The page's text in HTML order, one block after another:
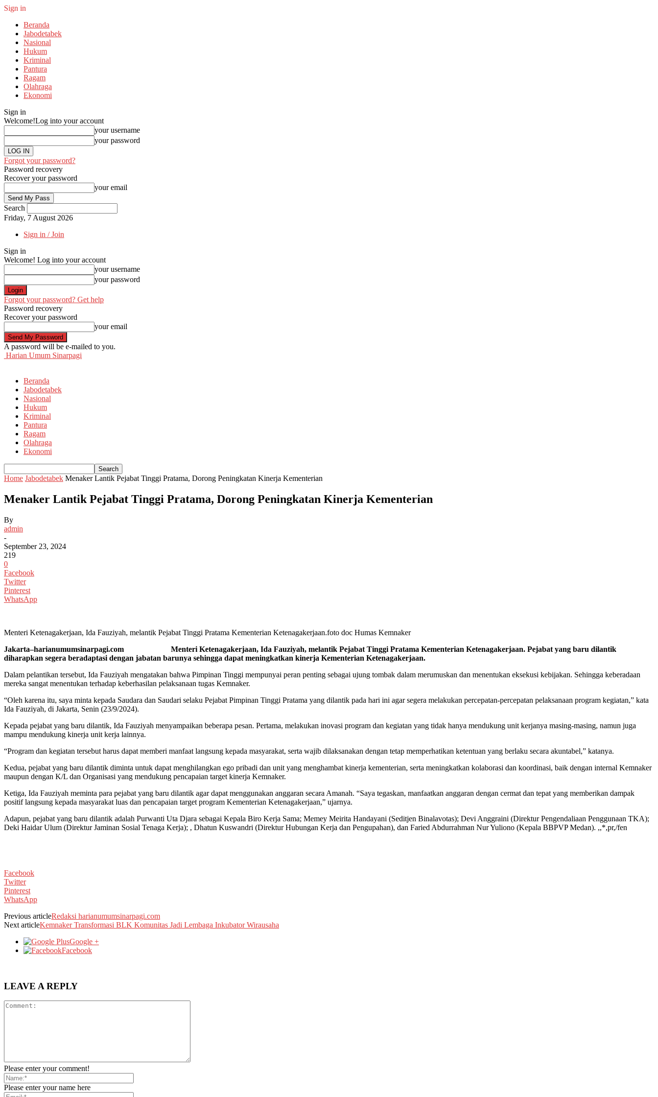
Sign in
Beranda
Jabodetabek
Nasional
Hukum
Kriminal
Pantura
Ragam
Olahraga
Ekonomi
Sign in
Welcome!Log into your account
your username
your password
Forgot your password?
Password recovery
Recover your password
your email
Search
Friday, 7 August 2026
Sign in / Join
Sign in
Welcome! Log into your account
your username
your password
Forgot your password? Get help
Password recovery
Recover your password
your email
A password will be e-mailed to you.
Harian Umum Sinarpagi
Beranda
Jabodetabek
Nasional
Hukum
Kriminal
Pantura
Ragam
Olahraga
Ekonomi
Home Jabodetabek Menaker Lantik Pejabat Tinggi Pratama, Dorong Peningkatan Kinerja Kementerian
Menaker Lantik Pejabat Tinggi Pratama, Dorong Peningkatan Kinerja Kementerian
By
admin
-
September 23, 2024
219
0
Facebook
Twitter
Pinterest
WhatsApp
Menteri Ketenagakerjaan, Ida Fauziyah, melantik Pejabat Tinggi Pratama Kementerian Ketenagakerjaan.foto doc Humas Kemnaker
Jakarta–harianumumsinarpagi.com Menteri Ketenagakerjaan, Ida Fauziyah, melantik Pejabat Tinggi Pratama Kementerian Ketenagakerjaan. Pejabat yang baru dilantik
diharapkan segera beradaptasi dengan jabatan barunya sehingga dapat meningkatkan kinerja Kementerian Ketenagakerjaan.
Dalam pelantikan tersebut, Ida Fauziyah mengatakan bahwa Pimpinan Tinggi mempunyai peran penting sebagai ujung tombak dalam merumuskan dan menentukan eksekusi kebijakan. Sehingga keberadaan
mereka sangat menentukan terhadap keberhasilan pelaksanaan tugas Kemnaker.
“Oleh karena itu, saya minta kepada Saudara dan Saudari selaku Pejabat Pimpinan Tinggi Pratama yang dilantik pada hari ini agar segera melakukan percepatan-percepatan pelaksanaan program kegiatan,” kata
Ida Fauziyah, di Jakarta, Senin (23/9/2024).
Kepada pejabat yang baru dilantik, Ida Fauziyah menyampaikan beberapa pesan. Pertama, melakukan inovasi program dan kegiatan yang tidak hanya mendukung unit kerjanya masing-masing, namun juga
mampu mendukung kinerja unit kerja lainnya.
“Program dan kegiatan tersebut harus dapat memberi manfaat langsung kepada masyarakat, serta wajib dilaksanakan dengan tetap memperhatikan ketentuan yang berlaku secara akuntabel,” katanya.
Kedua, pejabat yang baru dilantik diminta untuk dapat menghilangkan ego pribadi dan unit yang menghambat kinerja kementerian, serta meningkatkan kolaborasi dan koordinasi, baik dengan internal Kemnaker
maupun dengan K/L dan Organisasi yang mendukung pencapaian target kinerja Kemnaker.
Ketiga, Ida Fauziyah meminta para pejabat yang baru dilantik agar dapat menggunakan anggaran secara Amanah. “Saya tegaskan, manfaatkan anggaran dengan cermat dan tepat yang memberikan dampak
positif langsung kepada masyarakat luas dan pencapaian target program Kementerian Ketenagakerjaan,” ujarnya.
Adapun, pejabat yang baru dilantik adalah Purwanti Uta Djara sebagai Kepala Biro Kerja Sama; Memey Meirita Handayani (Seditjen Binalavotas); Devi Anggraini (Direktur Pengendaliaan Penggunaan TKA);
Deki Haidar Ulum (Direktur Jaminan Sosial Tenaga Kerja); , Dhatun Kuswandri (Direktur Hubungan Kerja dan Pengupahan), dan Faried Abdurrahman Nur Yuliono (Kepala BBPVP Medan). ,,*,pr,/fen
Facebook
Twitter
Pinterest
WhatsApp
Previous articleRedaksi harianumumsinarpagi.com
Next articleKemnaker Transformasi BLK Komunitas Jadi Lembaga Inkubator Wirausaha
Google +
Facebook
LEAVE A REPLY
Please enter your comment!
Please enter your name here